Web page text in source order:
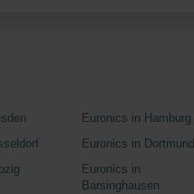
Euronics in Hamburg
Euronics in Dortmund
Euronics in
Barsinghausen